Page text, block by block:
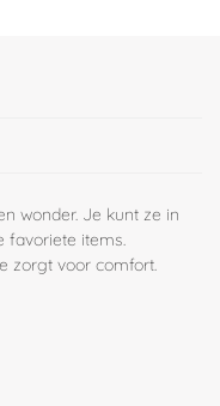
wonder. Je kunt ze in
favoriete items.
zorgt voor comfort.